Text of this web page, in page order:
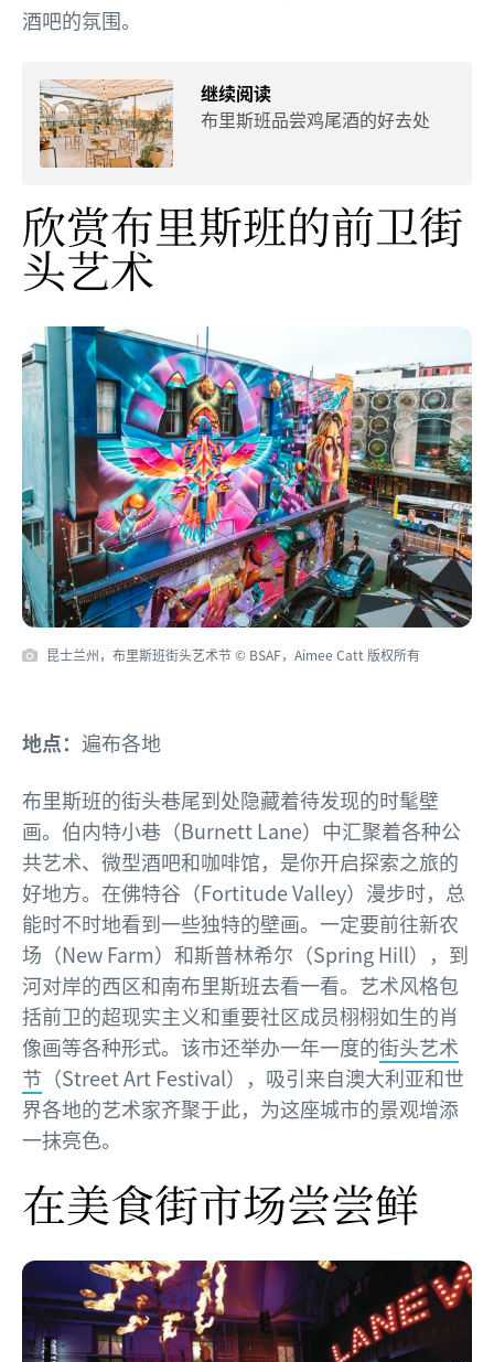
酒吧的氛围。
继续阅读
布里斯班品尝鸡尾酒的好去处
欣赏布里斯班的前卫街
头艺术
昆士兰州，布里斯班街头艺术节 © BSAF，Aimee Catt 版权所有
地点： 遍布各地
布里斯班的街头巷尾到处隐藏着待发现的时髦壁
画。伯内特小巷（Burnett Lane）中汇聚着各种公
共艺术、微型酒吧和咖啡馆，是你开启探索之旅的
好地方。在佛特谷（Fortitude Valley）漫步时，总
能时不时地看到一些独特的壁画。一定要前往新农
场（New Farm）和斯普林希尔（Spring Hill），到
河对岸的西区和南布里斯班去看一看。艺术风格包
括前卫的超现实主义和重要社区成员栩栩如生的肖
像画等各种形式。该市还举办一年一度的街头艺术
节 （Street Art Festival），吸引来自澳大利亚和世
界各地的艺术家齐聚于此，为这座城市的景观增添
一抹亮色。
在美食街市场尝尝鲜